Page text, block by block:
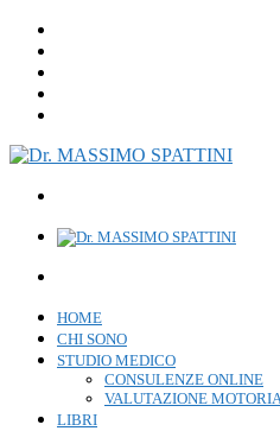
HOME
CHI SONO
STUDIO MEDICO
CONSULENZE ONLINE
VALUTAZIONE
LIBRI